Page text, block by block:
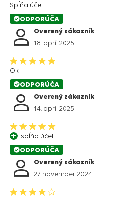
Spĺňa účel
ODPORÚČA
Overený zákazník
18. apríl 2025
Ok
ODPORÚČA
Overený zákazník
14. apríl 2025
spĺňa účel
ODPORÚČA
Overený zákazník
27. november 2024